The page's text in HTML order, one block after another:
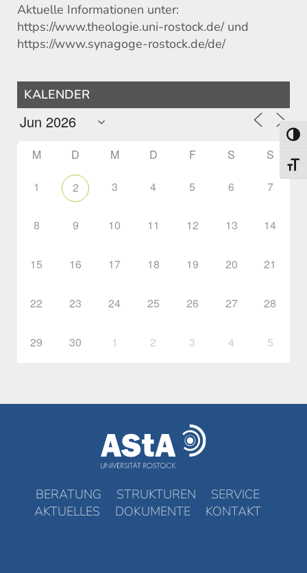
Aktuelle Informationen unter:
https://www.theologie.uni-rostock.de/ und
https://www.synagoge-rostock.de/de/
KALENDER
M D M D F S S
1 2 3 4 5 6 7
8 9 10 11 12 13 14
15 16 17 18 19 20 21
22 23 24 25 26 27 28
29 30 1 2 3 4 5
BERATUNG STRUKTUREN
SERVICE
AKTUELLES
DOKUMENTE KONTAKT